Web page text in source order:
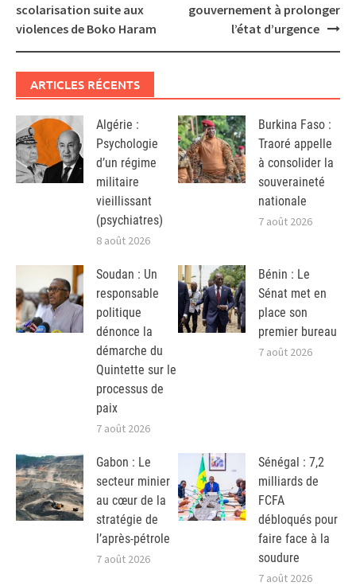
scolarisation suite aux
violences de Boko Haram
gouvernement à prolonger
l’état d’urgence
ARTICLES RÉCENTS
Algérie :
Psychologie
d’un régime
militaire
vieillissant
(psychiatres)
8 août 2026
Burkina Faso :
Traoré appelle
à consolider la
souveraineté
nationale
7 août 2026
Soudan : Un
responsable
politique
dénonce la
démarche du
Quintette sur le
processus de
paix
7 août 2026
Bénin : Le
Sénat met en
place son
premier bureau
7 août 2026
Gabon : Le
secteur minier
au cœur de la
stratégie de
l’après-pétrole
7 août 2026
Sénégal : 7,2
milliards de
FCFA
débloqués pour
faire face à la
soudure
7 août 2026